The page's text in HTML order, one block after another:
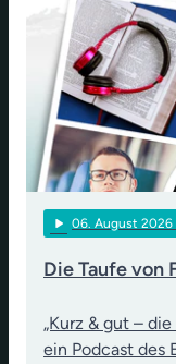
play_arrow 06. August
Die Taufe von
„Kurz & gut –
ein Podcast des